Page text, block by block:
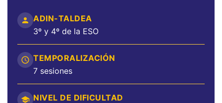
ADIN-TALDEA
3º y 4º de la ESO
TEMPORALIZACIÓN
7 sesiones
NIVEL DE DIFICULTAD